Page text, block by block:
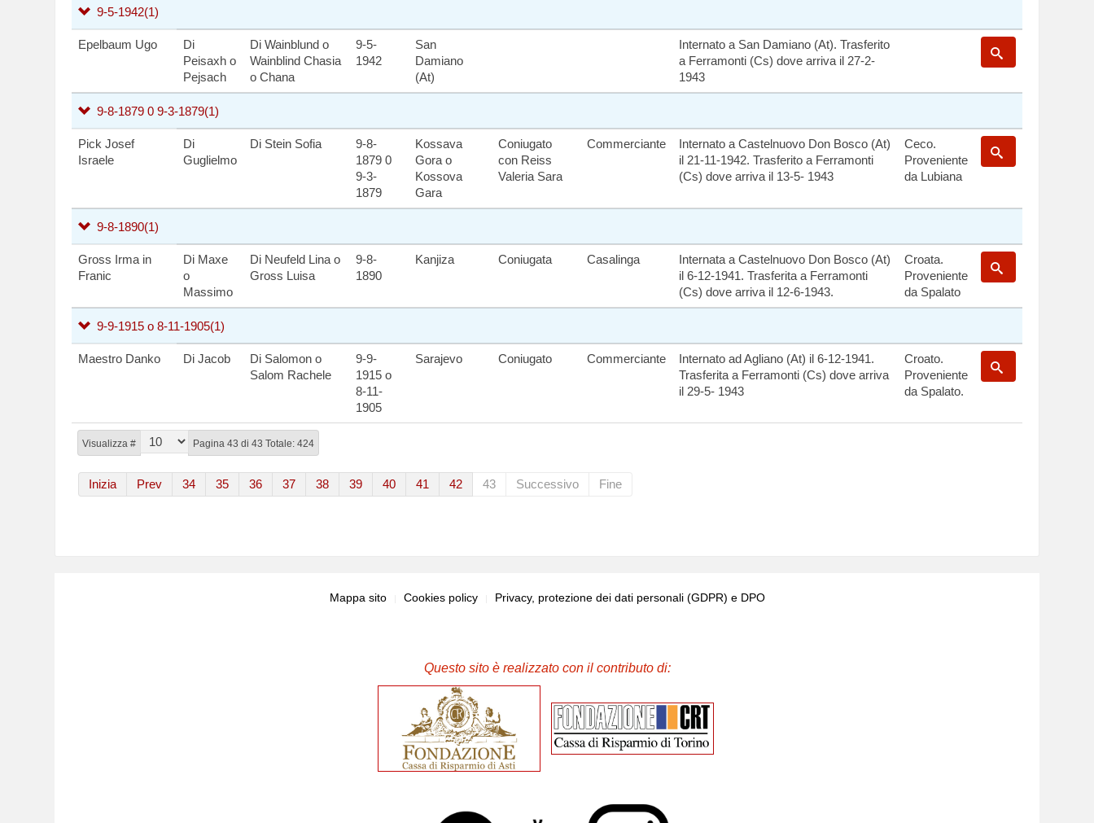
Visualizza # Pagina 43 di 43 Totale: 424
Inizia Prev 34 35 36 37 38 39 40 41 42 43 Successivo Fine
9-5-1942(1)
Epelbaum Ugo
Di
Peisaxh o
Pejsach
Di Wainblund o
Wainblind Chasia
o Chana
9-5-
1942
San
Damiano
(At)
Internato a San Damiano (At). Trasferito
a Ferramonti (Cs) dove arriva il 27-2-
1943
9-8-1879 0 9-3-1879(1)
Pick Josef
Israele
Di
Guglielmo
Di Stein Sofia
9-8-
1879 0
9-3-
1879
Kossava
Gora o
Kossova
Gara
Coniugato
con Reiss
Valeria Sara
Commerciante
Internato a Castelnuovo Don Bosco (At)
il 21-11-1942. Trasferito a Ferramonti
(Cs) dove arriva il 13-5- 1943
Ceco.
Proveniente
da Lubiana
9-8-1890(1)
Gross Irma in
Franic
Di Maxe
o
Massimo
Di Neufeld Lina o
Gross Luisa
9-8-
1890
Kanjiza Coniugata Casalinga
Internata a Castelnuovo Don Bosco (At)
il 6-12-1941. Trasferita a Ferramonti
(Cs) dove arriva il 12-6-1943.
Croata.
Proveniente
da Spalato
9-9-1915 o 8-11-1905(1)
Maestro Danko Di Jacob
Di Salomon o
Salom Rachele
9-9-
1915 o
8-11-
1905
Sarajevo Coniugato Commerciante
Internato ad Agliano (At) il 6-12-1941.
Trasferita a Ferramonti (Cs) dove arriva
il 29-5- 1943
Croato.
Proveniente
da Spalato.
Mappa sito Cookies policy Privacy, protezione dei dati personali (GDPR) e DPO
Questo sito è realizzato con il contributo di: